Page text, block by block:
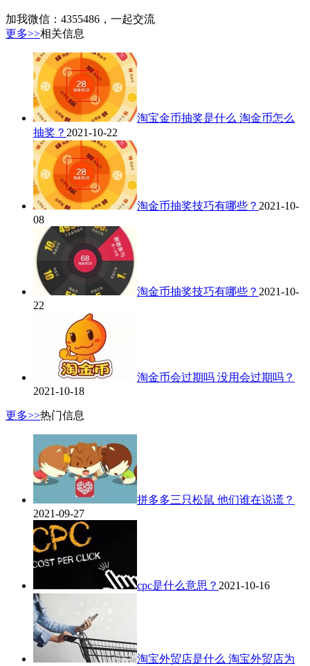
加我微信：4355486，一起交流
更多>>相关信息
淘宝金币抽奖是什么 淘金币怎么
抽奖？ 2021-10-22
淘金币抽奖技巧有哪些？ 2021-10-
08
淘金币抽奖技巧有哪些？ 2021-10-
22
淘金币会过期吗 没用会过期吗？
2021-10-18
更多>>热门信息
拼多多三只松鼠 他们谁在说谎？
2021-09-27
cpc是什么意思？ 2021-10-16
淘宝外贸店是什么 淘宝外贸店为